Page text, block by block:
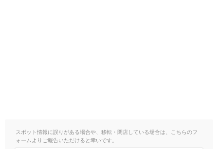
スポット情報に誤りがある場合や、移転・閉店している場合は、こちらのフ
ォームよりご報告いただけると幸いです。